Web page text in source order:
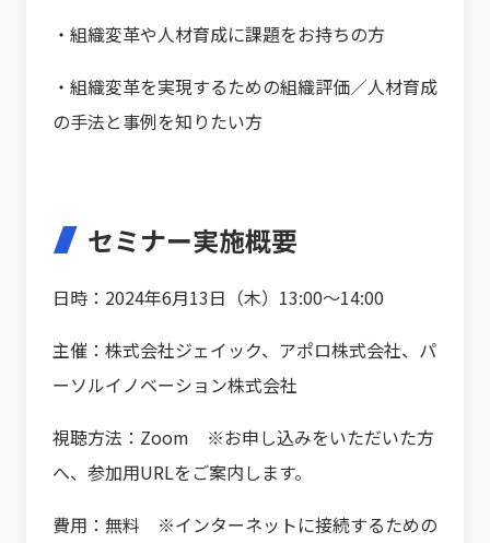
・組織変革や人材育成に課題をお持ちの方
・組織変革を実現するための組織評価／人材育成
の手法と事例を知りたい方
セミナー実施概要
日時：2024年6月13日（木）13:00～14:00
主催：株式会社ジェイック、アポロ株式会社、パ
ーソルイノベーション株式会社
視聴方法：Zoom ※お申し込みをいただいた方
へ、参加用URLをご案内します。
費用：無料 ※インターネットに接続するための